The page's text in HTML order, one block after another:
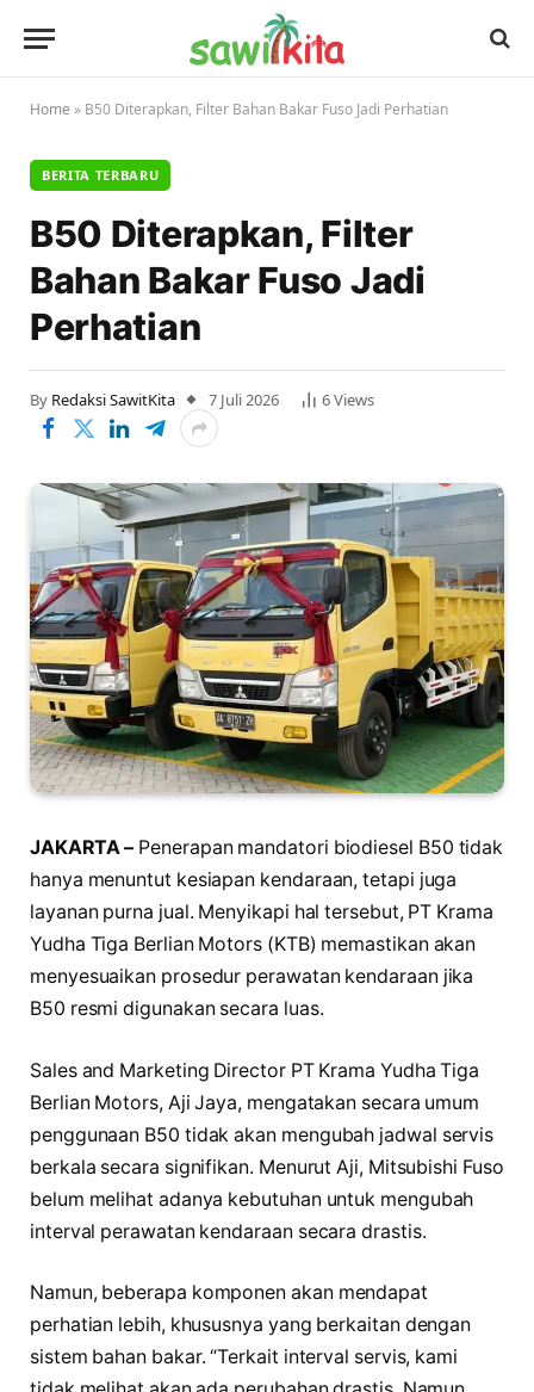
Home » B50 Diterapkan, Filter Bahan Bakar Fuso Jadi Perhatian
BERITA TERBARU
B50 Diterapkan, Filter
Bahan Bakar Fuso Jadi
Perhatian
By Redaksi SawitKita 7 Juli 2026 6Views
JAKARTA – Penerapan mandatori biodiesel B50 tidak
hanya menuntut kesiapan kendaraan, tetapi juga
layanan purna jual. Menyikapi hal tersebut, PT Krama
Yudha Tiga Berlian Motors (KTB) memastikan akan
menyesuaikan prosedur perawatan kendaraan jika
B50 resmi digunakan secara luas.
Sales and Marketing Director PT Krama Yudha Tiga
Berlian Motors, Aji Jaya, mengatakan secara umum
penggunaan B50 tidak akan mengubah jadwal servis
berkala secara signifikan. Menurut Aji, Mitsubishi Fuso
belum melihat adanya kebutuhan untuk mengubah
interval perawatan kendaraan secara drastis.
Namun, beberapa komponen akan mendapat
perhatian lebih, khususnya yang berkaitan dengan
sistem bahan bakar. “Terkait interval servis, kami